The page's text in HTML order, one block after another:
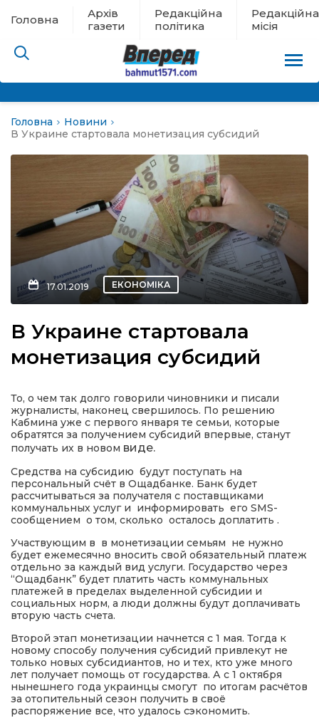
Головна
Архів
газети
Редакційна
політика
Редакційна
місія
новини
політика
місія
Головна
Новини
В Украине стартовала монетизация субсидий
17.01.2019 ЕКОНОМІКА
В Украине стартовала
монетизация субсидий
То, о чем так долго говорили чиновники и писали
журналисты, наконец свершилось. По решению
Кабмина уже с первого января те семьи, которые
обратятся за получением субсидий впервые, станут
получать их в новом виде.
Средства на субсидию будут поступать на
персональный счёт в Ощадбанке. Банк будет
рассчитываться за получателя с поставщиками
коммунальных услуг и информировать его SMS-
сообщением о том, сколько осталось доплатить .
Участвующим в в монетизации семьям не нужно
будет ежемесячно вносить свой обязательный платеж
отдельно за каждый вид услуги. Государство через
“Ощадбанк” будет платить часть коммунальных
платежей в пределах выделенной субсидии и
социальных норм, а люди должны будут доплачивать
вторую часть счета.
Второй этап монетизации начнется с 1 мая. Тогда к
новому способу получения субсидий привлекут не
только новых субсидиантов, но и тех, кто уже много
лет получает помощь от государства. А с 1 октября
нынешнего года украинцы смогут по итогам расчётов
за отопительный сезон получить в своё
распоряжение все, что удалось сэкономить.